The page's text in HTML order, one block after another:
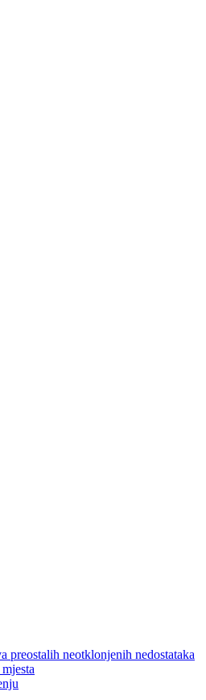
preostalih neotklonjenih nedostataka